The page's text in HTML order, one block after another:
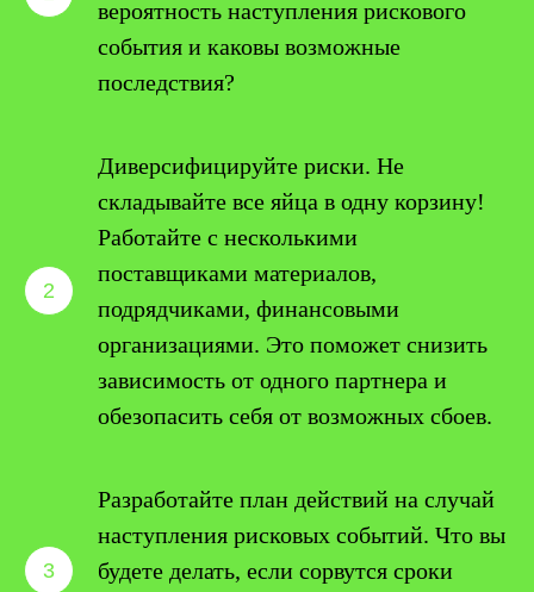
вероятность наступления рискового
события и каковы возможные
последствия?
Диверсифицируйте риски. Не
складывайте все яйца в одну корзину!
Работайте с несколькими
поставщиками материалов,
подрядчиками, финансовыми
организациями. Это поможет снизить
зависимость от одного партнера и
обезопасить себя от возможных сбоев.
Разработайте план действий на случай
наступления рисковых событий. Что вы
будете делать, если сорвутся сроки